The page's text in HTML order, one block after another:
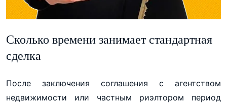
Сколько времени занимает стандартная
сделка
После заключения соглашения с агентством
недвижимости или частным риэлтором период